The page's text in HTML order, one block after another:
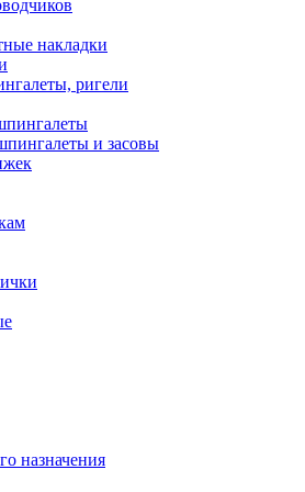
накладки
ригели
и засовы
назначения